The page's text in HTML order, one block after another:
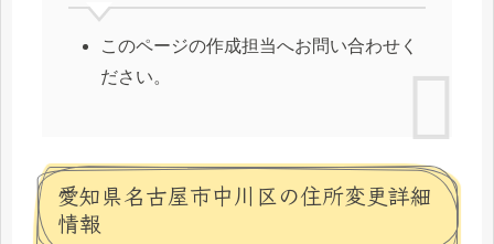
このページの作成担当へお問い合わせく
ださい。
愛知県名古屋市中川区の住所変更詳細
情報